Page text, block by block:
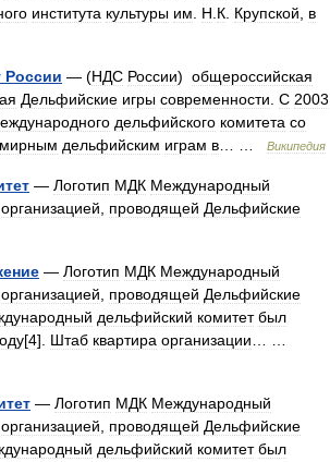
института культуры им Н К Крупской
в
России — (НДС России) общероссийская
Дельфийские игры современности С 2003
дельфийского комитета со
дельфийским играм в Википедия
— Логотип МДК Международный
организацией проводящей Дельфийские
— Логотип МДК Международный
организацией проводящей Дельфийские
дельфийский комитет был
[4]. Штаб квартира организации
— Логотип МДК Международный
организацией проводящей Дельфийские
дельфийский комитет был